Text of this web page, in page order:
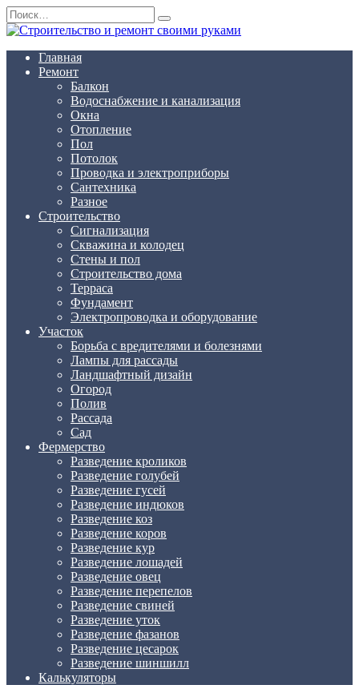
Перейти
к
содержанию
Search
for:
Главная
Ремонт
Балкон
Водоснабжение и канализация
Окна
Отопление
Пол
Потолок
Проводка и электроприборы
Сантехника
Разное
Строительство
Сигнализация
Скважина и колодец
Стены и пол
Строительство дома
Терраса
Фундамент
Электропроводка и оборудование
Участок
Борьба с вредителями и болезнями
Лампы для рассады
Ландшафтный дизайн
Огород
Полив
Рассада
Сад
Фермерство
Разведение кроликов
Разведение голубей
Разведение гусей
Разведение индюков
Разведение коз
Разведение коров
Разведение кур
Разведение лошадей
Разведение овец
Разведение перепелов
Разведение свиней
Разведение уток
Разведение фазанов
Разведение цесарок
Разведение шиншилл
Калькуляторы